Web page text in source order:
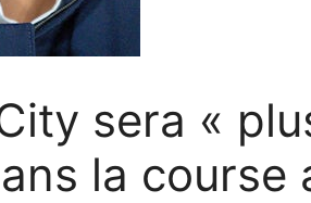
sera «
la course